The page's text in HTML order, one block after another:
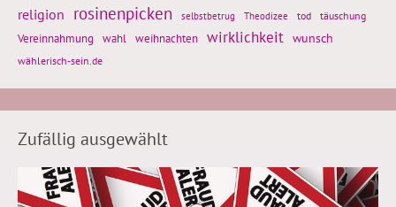
religion rosinenpicken selbstbetrug Theodizee tod täuschung
Vereinnahmung wahl weihnachten wirklichkeit wunsch
wählerisch-sein.de
Zufällig ausgewählt